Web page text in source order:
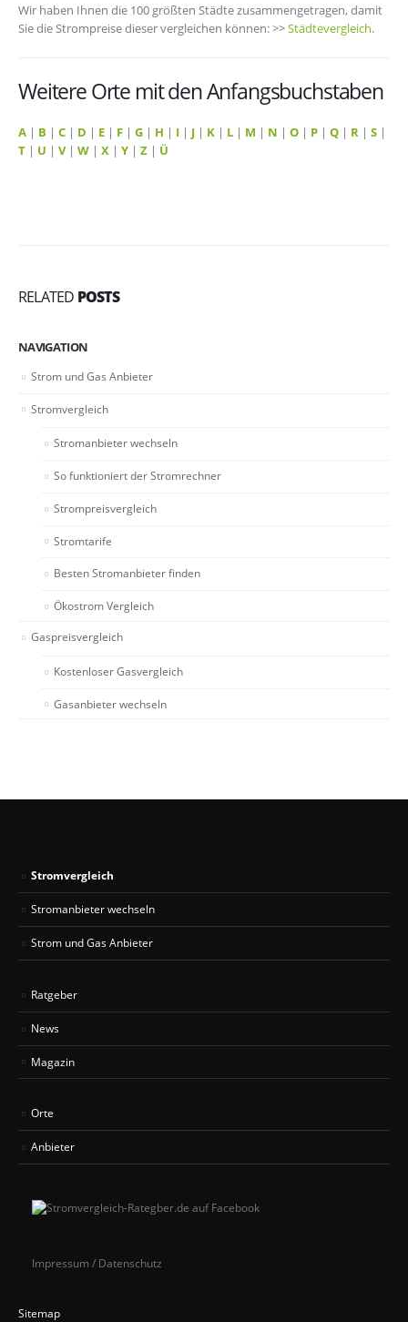
Wir haben Ihnen die 100 größten Städte zusammengetragen, damit
Sie die Strompreise dieser vergleichen können: >>Städtevergleich.
Weitere Orte mit den Anfangsbuchstaben
A | B | C | D | E | F | G | H | I | J | K | L | M | N | O | P | Q | R | S |
T | U | V| W | X | Y | Z | Ü
RELATED POSTS
NAVIGATION
Strom und Gas Anbieter
Stromvergleich
Stromanbieter wechseln
So funktioniert der Stromrechner
Strompreisvergleich
Stromtarife
Besten Stromanbieter finden
Ökostrom Vergleich
Gaspreisvergleich
Kostenloser Gasvergleich
Gasanbieter wechseln
Stromvergleich
Stromanbieter wechseln
Strom und Gas Anbieter
Ratgeber
News
Magazin
Orte
Anbieter
Impressum / Datenschutz
Sitemap